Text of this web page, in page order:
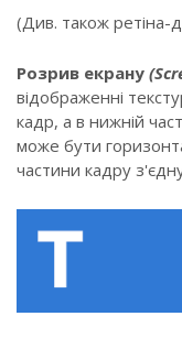
(Див. також ретіна-
Розрив екрану
відображенні
кадр, а в нижній
може бути
частини кадру